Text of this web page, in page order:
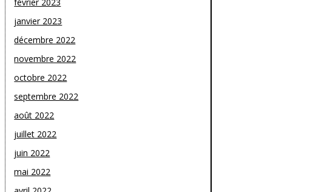
janvier 2023
décembre 2022
novembre 2022
octobre 2022
septembre 2022
août 2022
juillet 2022
juin 2022
mai 2022